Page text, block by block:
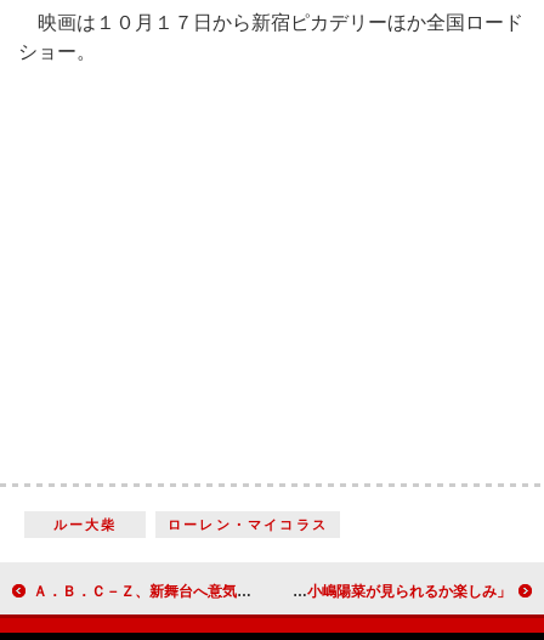
映画は１０月１７日から新宿ピカデリーほか全国ロード
ショー。
ルー大柴 ローレン・マイコラス
Ａ．Ｂ．Ｃ－Ｚ、新舞台へ意気込み 河合郁人「一つで二つ楽しめる」とアピール ＡＫＢ４８Ｇメンバー総勢９０人が朗読劇 高橋みなみ「女優、小嶋陽菜が見られるか楽しみ」